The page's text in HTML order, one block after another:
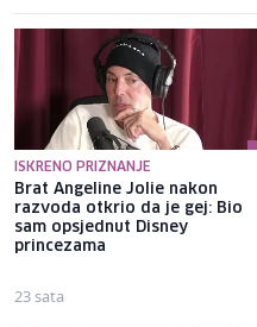
ISKRENO PRIZNANJE
Brat Angeline Jolie nakon
razvoda otkrio da je gej: Bio
sam opsjednut Disney
princezama
23 sata